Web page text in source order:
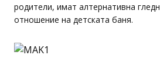
родители, имат алтернативна
отношение на детската баня.